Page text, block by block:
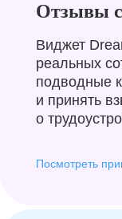
Отзывы
Виджет
реальных
подводные
и принять
о
Посмотреть